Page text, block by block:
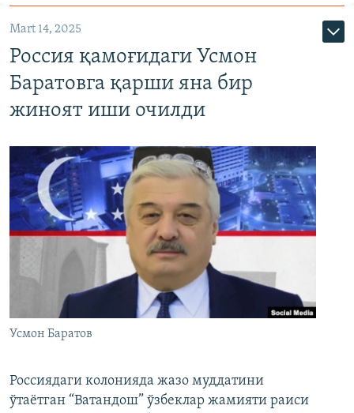
Mart 14, 2025
Россия қамоғидаги Усмон
Баратовга қарши яна бир
жиноят иши очилди
Усмон Баратов
Россиядаги колонияда жазо муддатини
ўтаётган “Ватандош” ўзбеклар жамияти раиси